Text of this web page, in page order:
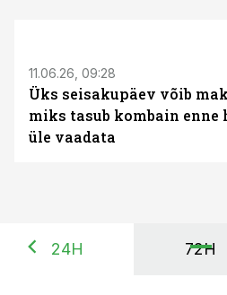
11.06.26, 09:28
Üks seisakupäev võib
miks tasub kombain
üle vaadata
24H 72H